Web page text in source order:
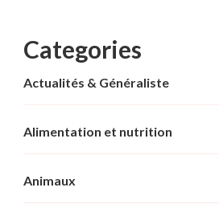
Categories
Actualités & Généraliste
Alimentation et nutrition
Animaux